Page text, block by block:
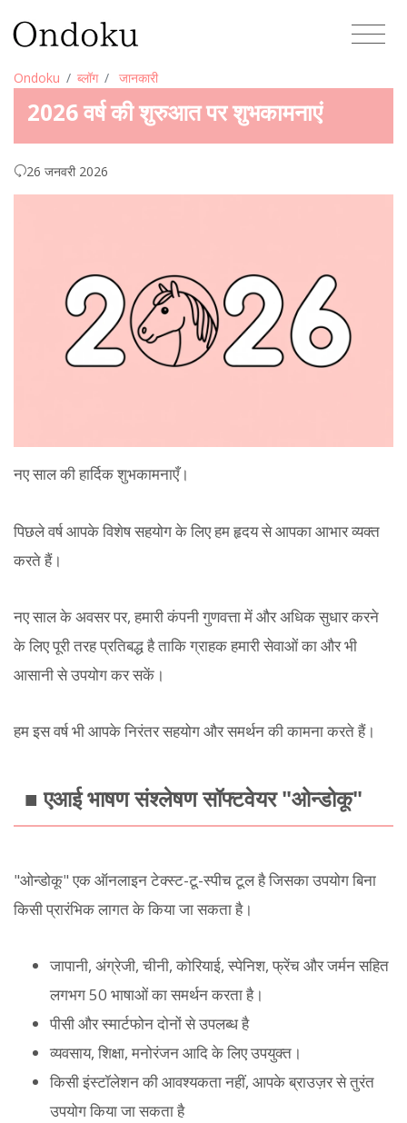
Ondoku ब्लॉग जानकारी
2026 वर्ष की शुरुआत पर शुभकामनाएं
26 जनवरी 2026
नए साल की हार्दिक शुभकामनाएँ।
पिछले वर्ष आपके विशेष सहयोग के लिए हम हृदय से आपका आभार व्यक्त
करते हैं।
नए साल के अवसर पर, हमारी कंपनी गुणवत्ता में और अधिक सुधार करने
के लिए पूरी तरह प्रतिबद्ध है ताकि ग्राहक हमारी सेवाओं का और भी
आसानी से उपयोग कर सकें।
हम इस वर्ष भी आपके निरंतर सहयोग और समर्थन की कामना करते हैं।
■ एआई भाषण संश्लेषण सॉफ्टवेयर "ओन्डोकू"
"ओन्डोकू" एक ऑनलाइन टेक्स्ट-टू-स्पीच टूल है जिसका उपयोग बिना
किसी प्रारंभिक लागत के किया जा सकता है।
जापानी, अंग्रेजी, चीनी, कोरियाई, स्पेनिश, फ्रेंच और जर्मन सहित
लगभग 50 भाषाओं का समर्थन करता है।
पीसी और स्मार्टफोन दोनों से उपलब्ध है
व्यवसाय, शिक्षा, मनोरंजन आदि के लिए उपयुक्त।
किसी इंस्टॉलेशन की आवश्यकता नहीं, आपके ब्राउज़र से तुरंत
उपयोग किया जा सकता है